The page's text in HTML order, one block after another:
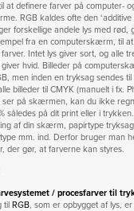
at definere farver på computer-
RGB kaldes ofte den ‘additive
forskellige andele lys med rød,
fra en computerskærm, til at
Intet lys giver sort, og alle
giver hvid. Billeder på
men inden en tryksag sendes til
billeder til CMYK (manuelt i fx.
ser på skærmen, kan du ikke
således på dit print eller i
af din skærm, papirtype
mm. ind. Derfor bruger man
der gør, at farverne kan styres.
/ procesfarver til
til RGB, som er opbygget af lys, er